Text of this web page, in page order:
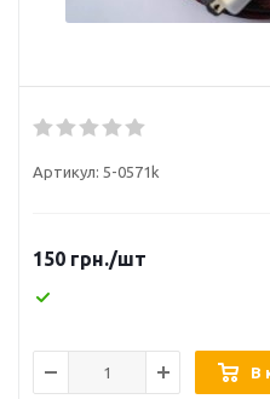
Артикул: 5-0571k
150 грн./шт
В